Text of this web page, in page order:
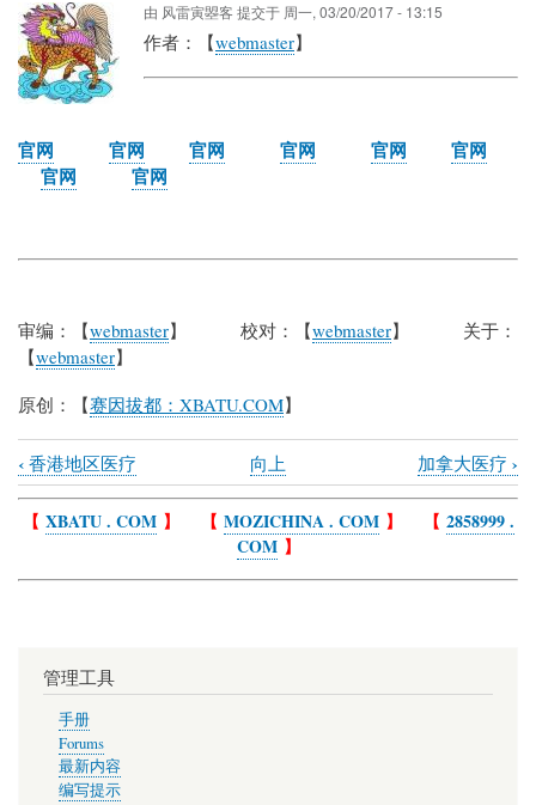
由 风雷寅曌客 提交于 周一, 03/20/2017 - 13:15
作者：【webmaster】
官网 官网 官网 官网 官网
官网
官网
官网
审编：【webmaster】 校对：【webmaster】 关于：
【webmaster】
原创：【赛因拔都：XBATU.COM】
Book
traversal
for
‹ 香港地区医疗 向上 加拿大医疗 ›
【 XBATU . COM】 【 MOZICHINA . COM】 【 2858999 .
COM】
管理工具
手册
Forums
最新内容
编写提示